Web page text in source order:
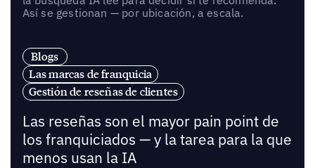
Así se gestionan — por ubicación, a escala.
Blogs
Las marcas de franquicia
Gestión de reseñas de clientes
Las reseñas son el mayor pain point de
los franquiciados — y la tarea para la que
menos usan la IA